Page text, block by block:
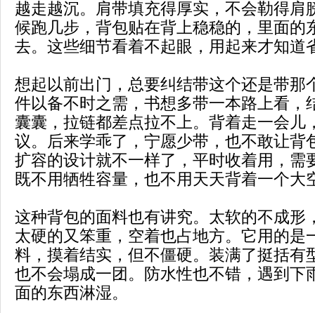
越走越沉。肩带填充得厚实，不会勒得肩
候跑几步，背包贴在背上稳稳的，里面的
去。这些细节看着不起眼，用起来才知道
想起以前出门，总要纠结带这个还是带那
件以备不时之需，书想多带一本路上看，
囊囊，拉链都差点拉不上。背着走一会儿
议。后来学乖了，宁愿少带，也不敢让背
扩容的设计就不一样了，平时收着用，需
既不用牺牲容量，也不用天天背着一个大
这种背包的面料也有讲究。太软的不成形
太硬的又笨重，空着也占地方。它用的是
料，摸着结实，但不僵硬。装满了挺括有
也不会塌成一团。防水性也不错，遇到下
面的东西淋湿。